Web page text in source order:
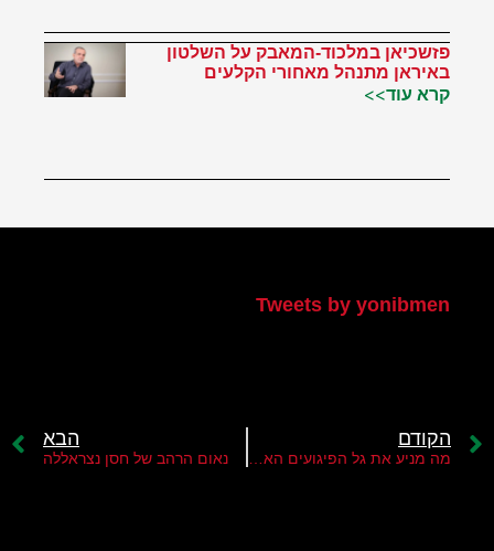
פזשכיאן במלכוד-המאבק על השלטון
באיראן מתנהל מאחורי הקלעים
קרא עוד>>
Tweets by yonibmen
הקודם הבא
נאום הרהב של חסן נצראללה